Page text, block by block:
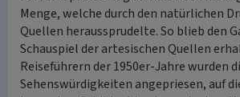
Menge, welche durch den natürlichen
Quellen heraussprudelte. So blieb den
Schauspiel der artesischen Quellen
Reiseführern der 1950er-Jahre wurden
Sehenswürdigkeiten angepriesen, auf